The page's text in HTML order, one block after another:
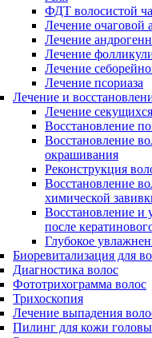
ФДТ волосистой
Лечение очаговой
Лечение
Лечение
Лечение
Лечение псориаза
Лечение и
Лечение
Восстановление
Восстановление
окрашивания
Реконструкция
Восстановление
химической
Восстановление и
после
Глубокое
Биоревитализация для
Диагностика волос
Фототрихограмма волос
Трихоскопия
Лечение выпадения
Пилинг для кожи головы